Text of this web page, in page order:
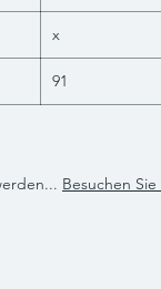
x
91
Besuchen